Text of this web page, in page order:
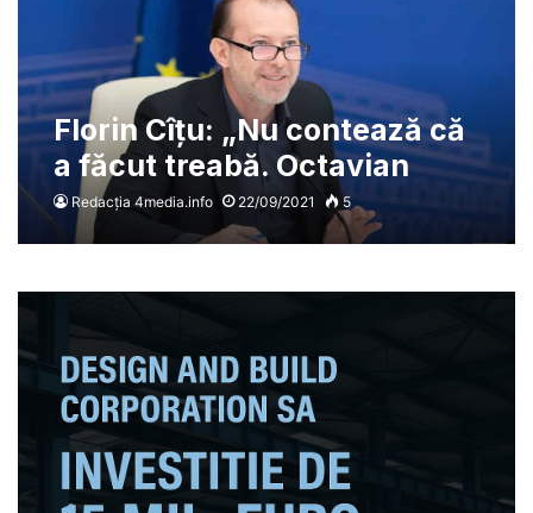
Florin Cîțu: „Nu contează că
a făcut treabă. Octavian
Berbeceanu este demis
pentru că a pierdut sprijinul
Redacția 4media.info 22/09/2021 5